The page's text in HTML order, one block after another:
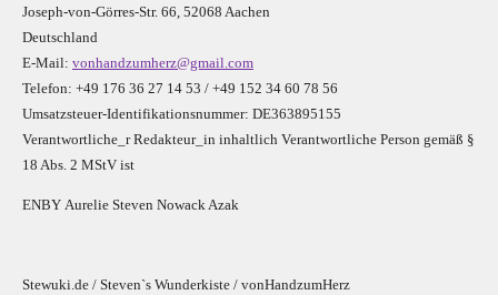
Joseph-von-Görres-Str. 66, 52068 Aachen
Deutschland
E-Mail: vonhandzumherz@gmail.com
Telefon: +49 176 36 27 14 53 / +49 152 34 60 78 56
Umsatzsteuer-Identifikationsnummer: DE363895155
Verantwortliche_r Redakteur_in inhaltlich Verantwortliche Person gemäß §
18 Abs. 2 MStV ist
ENBY Aurelie Steven Nowack Azak
Stewuki.de / Steven`s Wunderkiste / vonHandzumHerz